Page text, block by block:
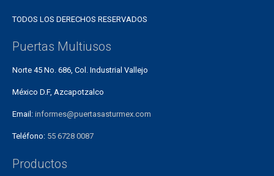
TODOS LOS DERECHOS RESERVADOS
Puertas Multiusos
Norte 45 No. 686, Col. Industrial Vallejo
México D.F, Azcapotzalco
Email: informes@puertasasturmex.com
Teléfono: 55 6728 0087
Productos